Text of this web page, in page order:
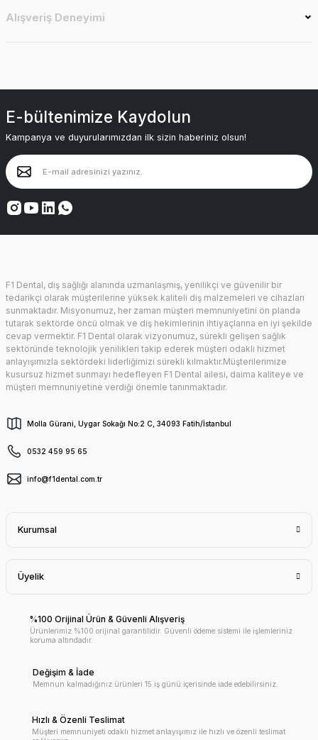
Alışveriş Deneyimi
E-bültenimize Kaydolun
Kampanya ve duyurularımızdan ilk sizin haberiniz olsun!
F1 Dental, diş sağlığı alanında uzmanlaşmış, yenilikçi ve güvenilir bir
tedarikçi olarak müşterilerine yüksek kaliteli diş malzemeleri ve cihazları
sunmaktadır. Misyonumuz, her zaman müşteri memnuniyetini ön planda
tutarak sektörde öncü olmak ve diş hekimlerinin ihtiyaçlarına en iyi şekilde
cevap vermektir. F1 Dental olarak vizyonumuz, sürekli gelişen sağlık
sektöründe teknolojik yenilikleri takip ederek müşteri odaklı hizmet
anlayışımızla sektördeki liderliğimizi sürekli kılmaktır.Müşterilerimize
kusursuz hizmet sunmayı hedefleyen F1 Dental ailesi, daima kaliteye ve
müşteri memnuniyetine verdiği önemle tanınmaktadır.
Molla Gürani, Uygar Sokağı No:2 C, 34093 Fatih/İstanbul
0532 459 95 65
info@f1dental.com.tr
Kurumsal
Üyelik
%100 Orijinal Ürün & Güvenli Alışveriş
Ürünlerimiz %100 orijinal garantilidir. Güvenli ödeme sistemi ile işlemleriniz
koruma altındadır.
Değişim & İade
Memnun kalmadığınız ürünleri 15 iş günü içerisinde iade edebilirsiniz.
Hızlı & Özenli Teslimat
Müşteri memnuniyeti odaklı hizmet anlayışımız ile hızlı ve özenli teslimat